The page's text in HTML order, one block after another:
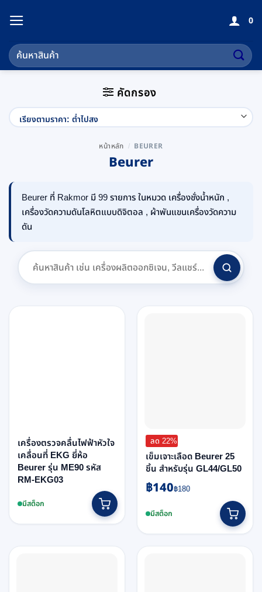
เนื้อหา
0
ค้นหา:
คัดกรอง
หน้าหลัก / BEURER
Beurer
Beurer ที่ Rakmor มี 99 รายการ ในหมวด เครื่องชั่งน้ำหนัก ,
เครื่องวัดความดันโลหิตแบบดิจิตอล , ผ้าพันแขนเครื่องวัดความ
ดัน
เครื่องตรวจคลื่นไฟฟ้าหัวใจ
เคลื่อนที่ EKG ยี่ห้อ
Beurer รุ่น ME90 รหัส
RM-EKG03
มีสต็อก
ลด 22%
เข็มเจาะเลือด Beurer 25
ชิ้น สำหรับรุ่น GL44/GL50
฿180
Original
was:
฿140
Current
is:มีสต็อก